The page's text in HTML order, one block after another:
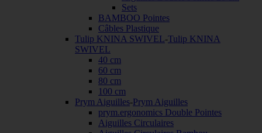
Sets
BAMBOO Pointes
Câbles Plastique
Tulip KNINA SWIVEL-Tulip KNINA
SWIVEL
40 cm
60 cm
80 cm
100 cm
Prym Aiguilles-Prym Aiguilles
prym.ergonomics Double Pointes
Aiguilles Circulaires